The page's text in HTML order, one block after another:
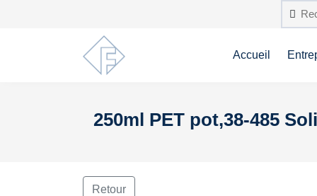
Accueil
250ml PET pot,38-485
Retour